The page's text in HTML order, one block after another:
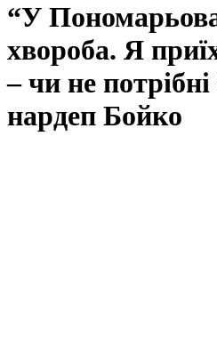
“У
хвороба. Я
– чи не
нардеп Бойко